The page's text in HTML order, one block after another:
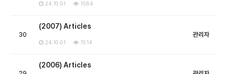
24.10.01 1584
30
(2007) Articles
24.10.01 1514
관리자
(2006) Articles